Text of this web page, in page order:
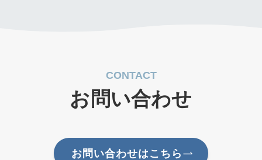
CONTACT
お問い合わせ
お問い合わせはこちら